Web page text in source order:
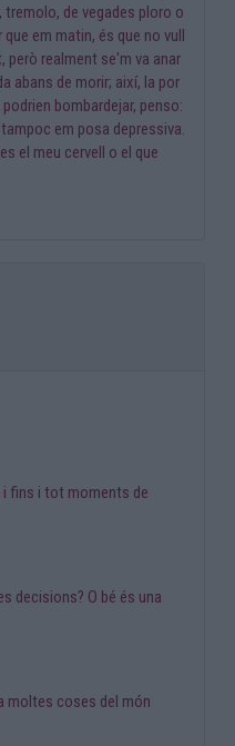
de vegades ploro o
em matin, és que no vull
però realment se'm va anar
abans de morir; així, la por
bombardejar, penso:
em posa depressiva.
el meu cervell o el que
i fins i tot moments de
decisions? O bé és una
moltes coses del món